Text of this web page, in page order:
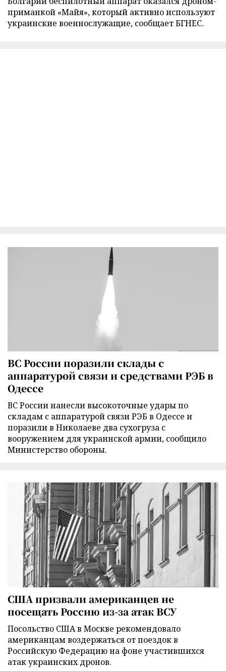
приманкой «Майя», который активно используют
украинские военнослужащие, сообщает БГНЕС.
ВС России поразили склады с
аппаратурой связи и средствами РЭБ в
Одессе
ВС России нанесли высокоточные удары по
складам с аппаратурой связи РЭБ в Одессе и
поразили в Николаеве два сухогруза с
вооружением для украинской армии, сообщило
Министерство обороны.
США призвали американцев не
посещать Россию из-за атак ВСУ
Посольство США в Москве рекомендовало
американцам воздержаться от поездок в
Российскую Федерацию на фоне участившихся
атак украинских дронов.